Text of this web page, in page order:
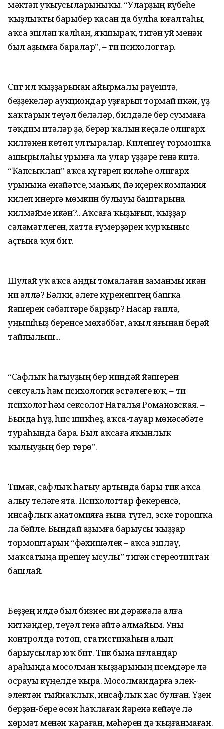
мәктәп уҡыусыларыныҡы. “Уларҙың күбеһе
ҡыҙлыҡты барыбер ҡасан да булһа юғалтаһы,
аҡса эшләп ҡалһаң, яҡшыраҡ, тигән уй менән
был аҙымға баралар”, – ти психологтар.
Сит ил ҡыҙҙарынан айырмалы рәүештә,
беҙҙекеләр аукциондар уҙғарып тормай икән, үҙ
хаҡтарын теүәл беләләр, билдәле бер суммаға
тәҡдим итәләр ҙә, берәр ҡалын кеҫәле олигарх
килгәнен көтөп ултыралар. Килешеү тормошҡа
ашырылаһы урынға ла улар үҙҙәре генә китә.
“Ҡапсыҡлап” аҡса күтәреп киләһе олигарх
урынына енәйәтсе, маньяк, йә иҫерек компания
килеп инергә мөмкин булыуы баштарына
килмәйме икән?.. Аҡсаға ҡыҙығып, ҡыҙҙар
сәләмәтлеген, хатта ғүмерҙәрен ҡурҡыныс
аҫтына ҡуя бит.
Шулай уҡ аҡса аңды томалаған заманмы икән
ни әллә? Бәлки, әлеге күренештең башҡа
йәшерен сәбәптәре барҙыр? Насар ғаилә,
уңышһыҙ беренсе мөхәббәт, аҡыл яғынан берәй
тайпылыш...
“Сафлыҡ һатыуҙың бер ниндәй йәшерен
сексуаль һәм психологик эстәлеге юҡ, – ти
психолог һәм сексолог Наталья Романовская. –
Бында һүҙ, һис шикһеҙ, аҡса-тауар мөнәсәбәте
тураһында бара. Был аҡсаға яҡынлыҡ
ҡылыуҙың бер төрө”.
Тимәк, сафлыҡ һатыу артында бары тик аҡса
алыу теләге ята. Психологтар фекеренсә,
инсафлыҡ анатомияға ғына түгел, эске торошҡа
ла бәйле. Бындай аҙымға барыусы ҡыҙҙар
тормоштарын “фәхишәлек – аҡса эшләү,
маҡсатыңа ирешеү ысулы” тигән стереотиптан
башлай.
Беҙҙең илдә был бизнес ни дәрәжәлә алға
киткәндер, теүәл генә әйтә алмайым. Уны
контролдә тотоп, статистикаһын алып
барыусылар юҡ бит. Тик бына иғландар
араһында мосолман ҡыҙҙарының исемдәре лә
осрауы күңелде ҡыра. Мосолмандарға элек-
электән тыйнаҡлыҡ, инсафлыҡ хас булған. Үҙен
берҙән-бере өсөн һаҡлаған йәренә кейәүе лә
хөрмәт менән ҡараған, мәһәрен дә ҡыҙғанмаған.